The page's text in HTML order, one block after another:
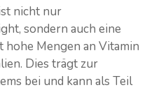
nicht nur
sondern auch eine
Mengen an Vitamin
Dies trägt zur
bei und kann als Teil